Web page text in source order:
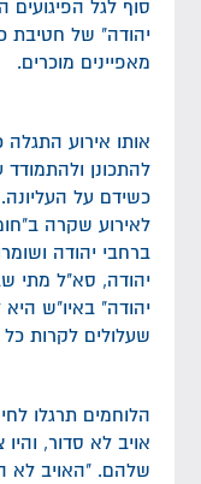
סוף לגל
יהודה" של חטיבת
מאפיינים מוכרים.
אותו אירוע התגלה
להתכונן
כשידם על
לאירוע שקרה
ברחבי יהודה
יהודה, סא"ל מתי
יהודה" באיו"ש
שעלולים לקרות כל
הלוחמים תרגלו
אויב לא סדור,
שלהם. "האויב לא